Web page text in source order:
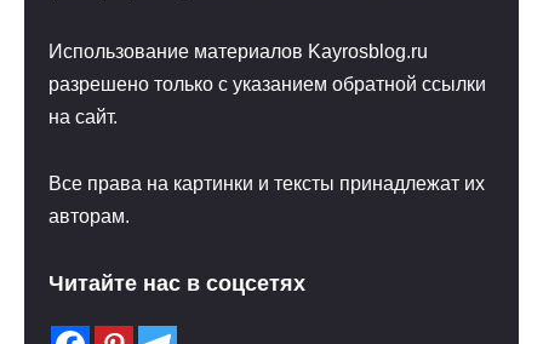
Использование материалов Kayrosblog.ru
разрешено только с указанием обратной ссылки
на сайт.
Все права на картинки и тексты принадлежат их
авторам.
Читайте нас в соцсетях